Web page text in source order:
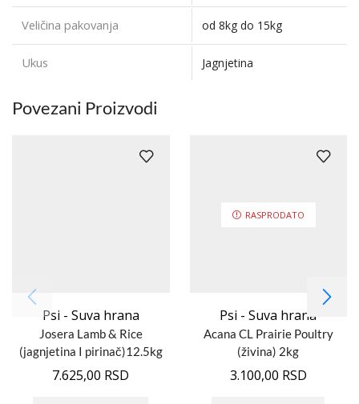
Veličina pakovanja od 8kg do 15kg
Ukus Jagnjetina
Povezani Proizvodi
Psi - Suva hrana
Josera Lamb & Rice
(jagnjetina I pirinač)12.5kg
7.625,00 RSD
RASPRODATO
Psi - Suva hrana
Acana CL Prairie Poultry
(živina) 2kg
3.100,00 RSD